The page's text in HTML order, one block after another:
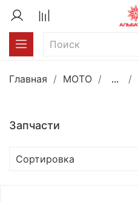
Главная MOTO ...
Запчасти